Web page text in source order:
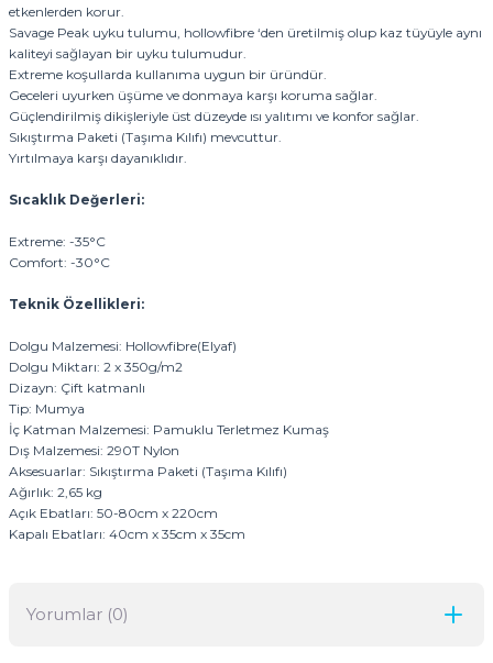
etkenlerden korur.
Savage Peak uyku tulumu, hollowfibre ‘den üretilmiş olup kaz tüyüyle aynı
kaliteyi sağlayan bir uyku tulumudur.
Extreme koşullarda kullanıma uygun bir üründür.
Geceleri uyurken üşüme ve donmaya karşı koruma sağlar.
Güçlendirilmiş dikişleriyle üst düzeyde ısı yalıtımı ve konfor sağlar.
Sıkıştırma Paketi (Taşıma Kılıfı) mevcuttur.
Yırtılmaya karşı dayanıklıdır.
Sıcaklık Değerleri:
Extreme: -35°C
Comfort: -30°C
Teknik Özellikleri:
Dolgu Malzemesi: Hollowfibre(Elyaf)
Dolgu Miktarı: 2 x 350g/m2
Dizayn: Çift katmanlı
Tip: Mumya
İç Katman Malzemesi: Pamuklu Terletmez Kumaş
Dış Malzemesi: 290T Nylon
Aksesuarlar: Sıkıştırma Paketi (Taşıma Kılıfı)
Ağırlık: 2,65 kg
Açık Ebatları: 50-80cm x 220cm
Kapalı Ebatları: 40cm x 35cm x 35cm
Yorumlar (0)